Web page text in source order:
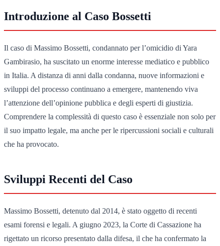
Introduzione al Caso Bossetti
Il caso di Massimo Bossetti, condannato per l’omicidio di Yara
Gambirasio, ha suscitato un enorme interesse mediatico e pubblico
in Italia. A distanza di anni dalla condanna, nuove informazioni e
sviluppi del processo continuano a emergere, mantenendo viva
l’attenzione dell’opinione pubblica e degli esperti di giustizia.
Comprendere la complessità di questo caso è essenziale non solo per
il suo impatto legale, ma anche per le ripercussioni sociali e culturali
che ha provocato.
Sviluppi Recenti del Caso
Massimo Bossetti, detenuto dal 2014, è stato oggetto di recenti
esami forensi e legali. A giugno 2023, la Corte di Cassazione ha
rigettato un ricorso presentato dalla difesa, il che ha confermato la